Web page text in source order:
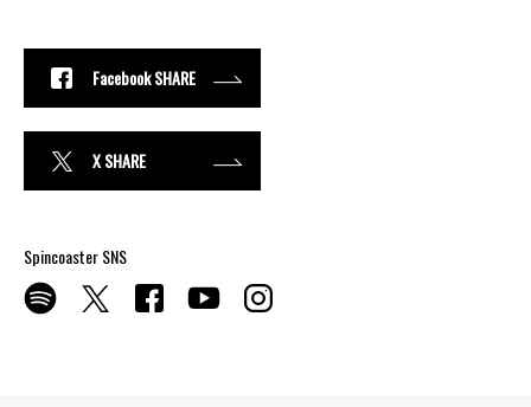
Facebook SHARE
X SHARE
Spincoaster SNS